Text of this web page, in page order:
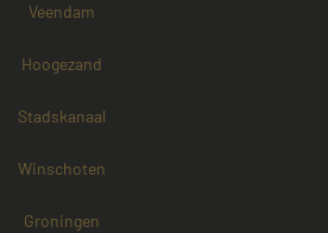
Veendam
Hoogezand
Stadskanaal
Winschoten
Groningen